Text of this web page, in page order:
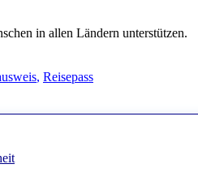
in allen Ländern unterstützen.
, Reisepass